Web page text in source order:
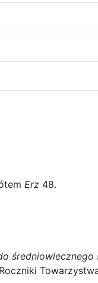
Erz 48.
średniowiecznego